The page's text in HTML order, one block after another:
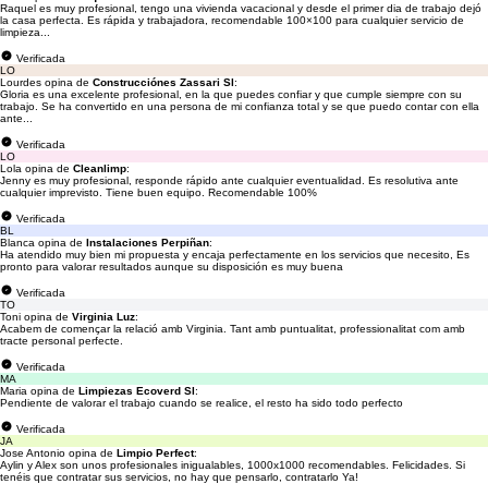
Raquel es muy profesional, tengo una vivienda vacacional y desde el primer dia de trabajo dejó
la casa perfecta. Es rápida y trabajadora, recomendable 100×100 para cualquier servicio de
limpieza...
Verificada
LO
Lourdes opina de Construcciónes Zassari Sl:
Gloria es una excelente profesional, en la que puedes confiar y que cumple siempre con su
trabajo. Se ha convertido en una persona de mi confianza total y se que puedo contar con ella
ante...
Verificada
LO
Lola opina de Cleanlimp:
Jenny es muy profesional, responde rápido ante cualquier eventualidad. Es resolutiva ante
cualquier imprevisto. Tiene buen equipo. Recomendable 100%
Verificada
BL
Blanca opina de Instalaciones Perpiñan:
Ha atendido muy bien mi propuesta y encaja perfectamente en los servicios que necesito, Es
pronto para valorar resultados aunque su disposición es muy buena
Verificada
TO
Toni opina de Virginia Luz:
Acabem de començar la relació amb Virginia. Tant amb puntualitat, professionalitat com amb
tracte personal perfecte.
Verificada
MA
Maria opina de Limpiezas Ecoverd Sl:
Pendiente de valorar el trabajo cuando se realice, el resto ha sido todo perfecto
Verificada
JA
Jose Antonio opina de Limpio Perfect:
Aylin y Alex son unos profesionales inigualables, 1000x1000 recomendables. Felicidades. Si
tenéis que contratar sus servicios, no hay que pensarlo, contratarlo Ya!